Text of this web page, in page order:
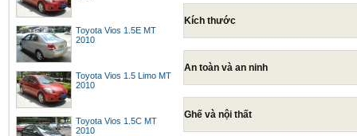
Toyota Vios 1.5E MT
2010
Toyota Vios 1.5 Limo MT
2010
Toyota Vios 1.5C MT
2010
Kích thước
An toàn và an ninh
Ghế và nội thất